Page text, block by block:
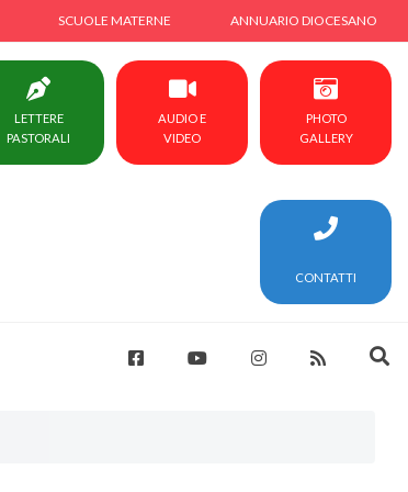
SCUOLE MATERNE ANNUARIO DIOCESANO
LETTERE
PASTORALI
AUDIO E
VIDEO
PHOTO
GALLERY
CONTATTI